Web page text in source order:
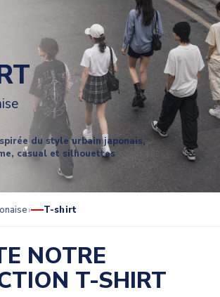
du style urbain japonais,
casual et silhouettes
T-shirt
NOTRE
T-SHIRT